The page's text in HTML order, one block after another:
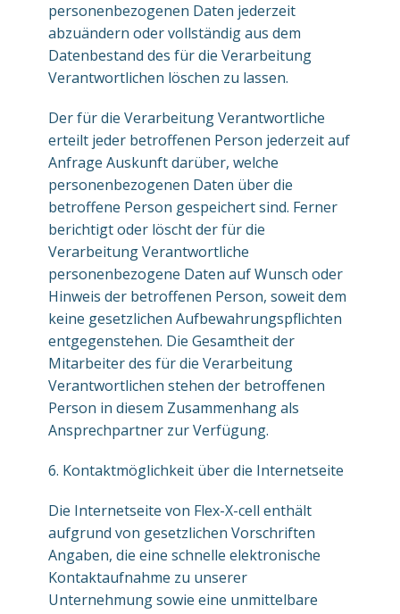
personenbezogenen Daten jederzeit
abzuändern oder vollständig aus dem
Datenbestand des für die Verarbeitung
Verantwortlichen löschen zu lassen.
Der für die Verarbeitung Verantwortliche
erteilt jeder betroffenen Person jederzeit auf
Anfrage Auskunft darüber, welche
personenbezogenen Daten über die
betroffene Person gespeichert sind. Ferner
berichtigt oder löscht der für die
Verarbeitung Verantwortliche
personenbezogene Daten auf Wunsch oder
Hinweis der betroffenen Person, soweit dem
keine gesetzlichen Aufbewahrungspflichten
entgegenstehen. Die Gesamtheit der
Mitarbeiter des für die Verarbeitung
Verantwortlichen stehen der betroffenen
Person in diesem Zusammenhang als
Ansprechpartner zur Verfügung.
6. Kontaktmöglichkeit über die Internetseite
Die Internetseite von Flex-X-cell enthält
aufgrund von gesetzlichen Vorschriften
Angaben, die eine schnelle elektronische
Kontaktaufnahme zu unserer
Unternehmung sowie eine unmittelbare